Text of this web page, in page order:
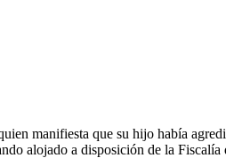
manifiesta que su hijo había
alojado a disposición de la